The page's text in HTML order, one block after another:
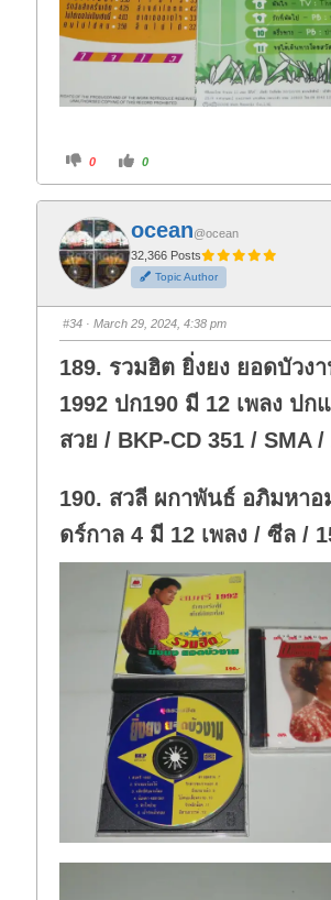
C
i
k
f
o
r
t
h
u
m
d
o
n
.
0
C
i
k
o
r
t
h
u
m
u
p
0
ocean@ocean
32,366 Posts
Topic Author
#34 · March 29, 2024, 4:38 pm
189. รวมฮิต ยิ่งยง ยอดบัวง
1992 ปก190 มี 12 เพลง ปก
สวย / BKP-CD 351 / SMA /
190. สวลี ผกาพันธ์ อภิมหา
ดร์กาล 4 มี 12 เพลง / ซีล /